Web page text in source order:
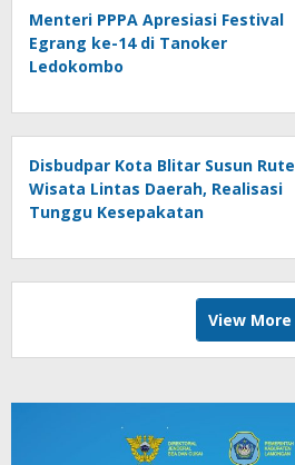
Menteri PPPA Apresiasi Festival
Egrang ke-14 di Tanoker
Ledokombo
Disbudpar Kota Blitar Susun Rute
Wisata Lintas Daerah, Realisasi
Tunggu Kesepakatan
View More